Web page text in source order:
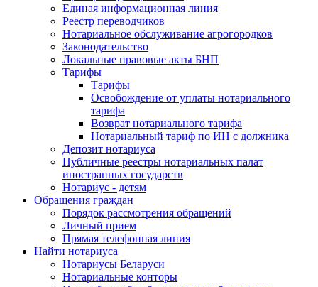
Единая информационная линия
Реестр переводчиков
Нотариальное обслуживание агрогородков
Законодательство
Локальные правовые акты БНП
Тарифы
Тарифы
Освобождение от уплаты нотариального
тарифа
Возврат нотариального тарифа
Нотариальный тариф по ИН с должника
Депозит нотариуса
Публичные реестры нотариальных палат
иностранных государств
Нотариус - детям
Обращения граждан
Порядок рассмотрения обращений
Личный прием
Прямая телефонная линия
Найти нотариуса
Нотариусы Беларуси
Нотариальные конторы